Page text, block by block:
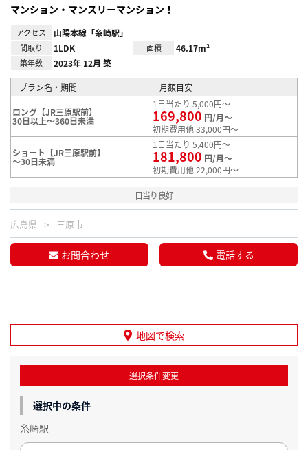
マンション・マンスリーマンション！
アクセス 山陽本線「糸崎駅」
間取り 1LDK 面積 46.17m²
築年数 2023年 12月 築
プラン名・期間 月額目安
ロング【JR三原駅前】
30日以上～360日未満
1日当たり 5,000円～
169,800 円/月～
初期費用他 33,000円～
ショート【JR三原駅前】
～30日未満
1日当たり 5,400円～
181,800 円/月～
初期費用他 22,000円～
日当り良好
広島県 三原市
お問合わせ 電話する
地図で検索
選択条件変更
選択中の条件
糸崎駅